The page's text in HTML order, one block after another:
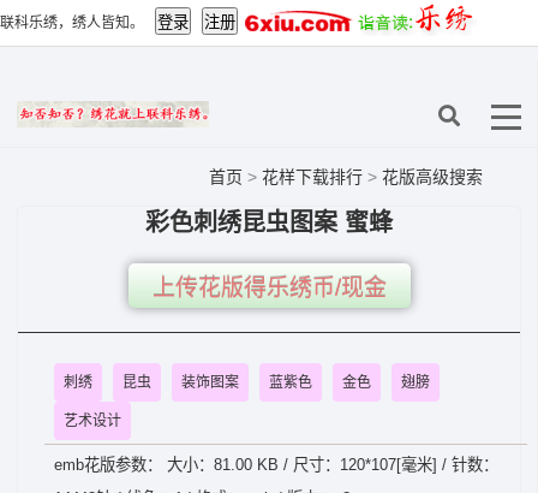
联科乐绣，绣人皆知。
首页 > 花样下载排行 > 花版高级搜索
彩色刺绣昆虫图案 蜜蜂
上传花版得乐绣币/现金
刺绣 昆虫 装饰图案 蓝紫色 金色 翅膀
艺术设计
emb花版参数： 大小：81.00 KB / 尺寸：120*107[毫米] / 针数：